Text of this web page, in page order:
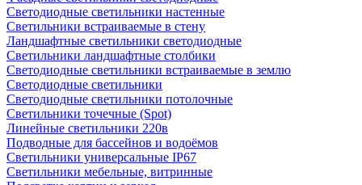
Светодиодные светильники настенные
Светильники встраиваемые в стену
Ландшафтные светильники светодиодные
Светильники ландшафтные столбики
Светодиодные светильники встраиваемые в землю
Светодиодные светильники
Светодиодные светильники потолочные
Светильники точечные (Spot)
Линейные светильники 220в
Подводные для бассейнов и водоёмов
Светильники универсальные IP67
Светильники мебельные, витринные